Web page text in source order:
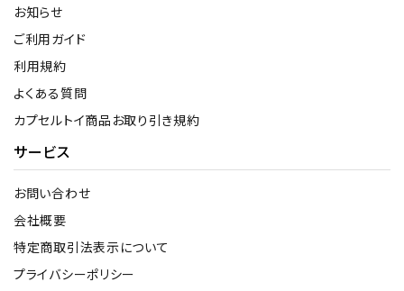
お知らせ
ご利用ガイド
利用規約
よくある質問
カプセルトイ商品お取り引き規約
サービス
お問い合わせ
会社概要
特定商取引法表示について
プライバシーポリシー